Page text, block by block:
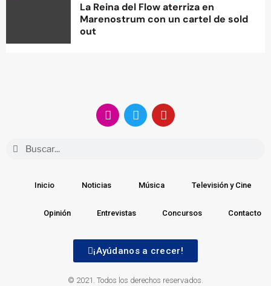
La Reina del Flow aterriza en
Marenostrum con un cartel de sold
out
Inicio Noticias Música Televisión y Cine
Opinión Entrevistas Concursos Contacto
¡Ayúdanos a crecer!
© 2021. Todos los derechos reservados.